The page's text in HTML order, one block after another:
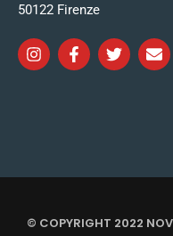
50122 Firenze
© COPYRIGHT 2022